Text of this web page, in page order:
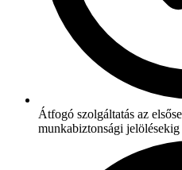
Átfogó szolgáltatás az
munkabiztonsági jelölésekig